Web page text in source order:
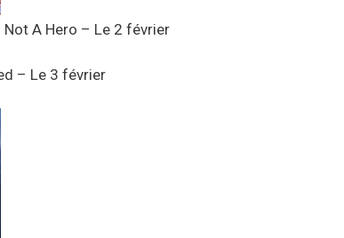
Not A Hero – Le 2 février
– Le 3 février